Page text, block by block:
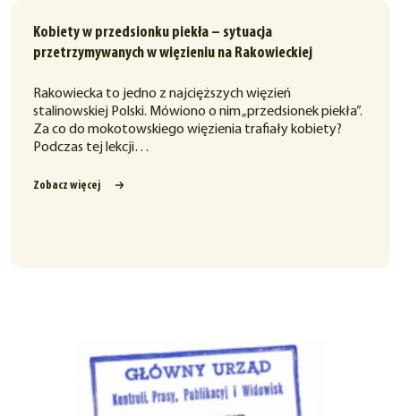
Kobiety w przedsionku piekła – sytuacja
przetrzymywanych w więzieniu na Rakowieckiej
Rakowiecka to jedno z najcięższych więzień
stalinowskiej Polski. Mówiono o nim „przedsionek piekła”.
Za co do mokotowskiego więzienia trafiały kobiety?
Podczas tej lekcji…
Zobacz więcej